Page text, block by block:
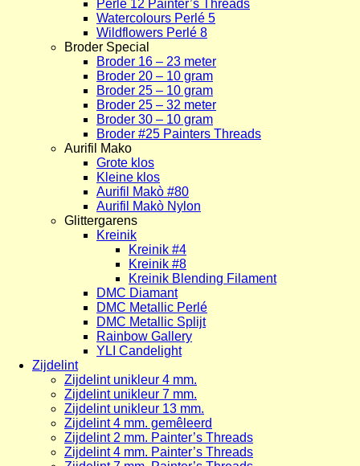
Perlé 12 Painter’s Threads
Watercolours Perlé 5
Wildflowers Perlé 8
Broder Special
Broder 16 – 23 meter
Broder 20 – 10 gram
Broder 25 – 10 gram
Broder 25 – 32 meter
Broder 30 – 10 gram
Broder #25 Painters Threads
Aurifil Mako
Grote klos
Kleine klos
Aurifil Makò #80
Aurifil Makò Nylon
Glittergarens
Kreinik
Kreinik #4
Kreinik #8
Kreinik Blending Filament
DMC Diamant
DMC Metallic Perlé
DMC Metallic Splijt
Rainbow Gallery
YLI Candelight
Zijdelint
Zijdelint unikleur 4 mm.
Zijdelint unikleur 7 mm.
Zijdelint unikleur 13 mm.
Zijdelint 4 mm. gemêleerd
Zijdelint 2 mm. Painter’s Threads
Zijdelint 4 mm. Painter’s Threads